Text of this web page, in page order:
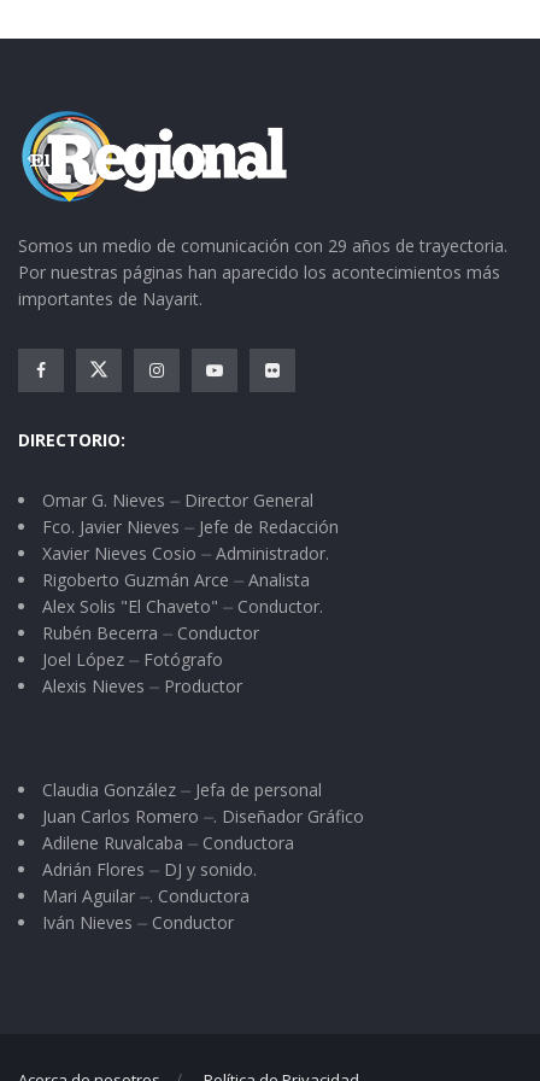
Constitución de México, se resumen en acciones
legislativas orientadas a mejorar la economía, la
administración pública y la protección de los
Tags: Congreso Nayarit
Somos un medio de comunicación con 29 años de trayectoria.
Por nuestras páginas han aparecido los acontecimientos más
importantes de Nayarit.
DIRECTORIO:
Omar G. Nieves ⏤ Director General
Fco. Javier Nieves ⏤ Jefe de Redacción
Xavier Nieves Cosio ⏤ Administrador.
Rigoberto Guzmán Arce ⏤ Analista
Alex Solis "El Chaveto" ⏤ Conductor.
Rubén Becerra ⏤ Conductor
Joel López ⏤ Fotógrafo
Alexis Nieves ⏤ Productor
Claudia González ⏤ Jefa de personal
Juan Carlos Romero ⏤. Diseñador Gráfico
Adilene Ruvalcaba ⏤ Conductora
Adrián Flores ⏤ DJ y sonido.
Mari Aguilar ⏤. Conductora
Iván Nieves ⏤ Conductor